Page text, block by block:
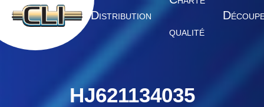
A CCUEIL DISTRIBUTION
QUALITÉ
D
HJ621134035